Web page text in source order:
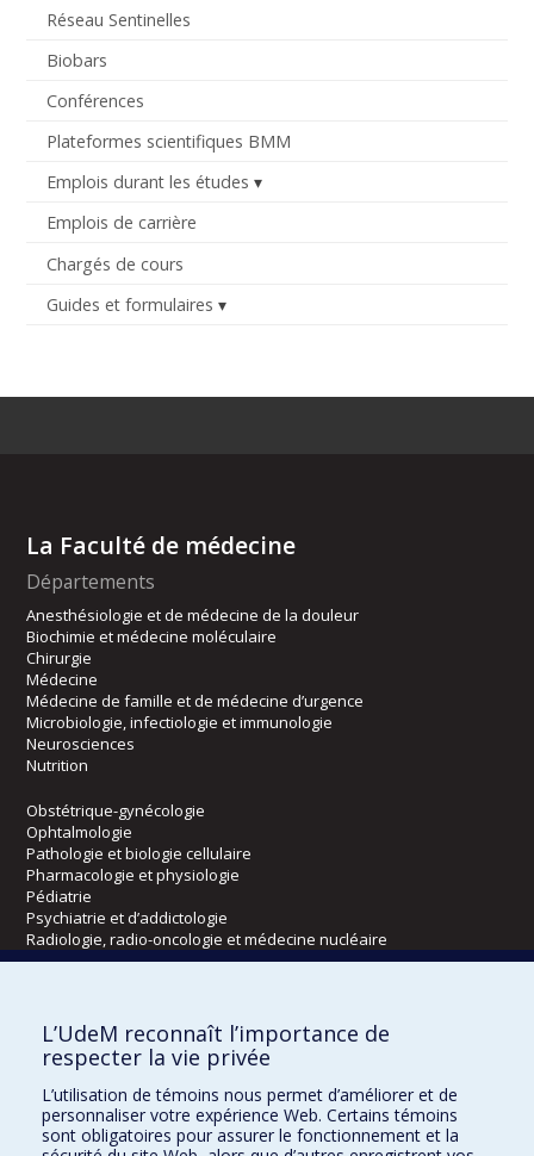
Réseau Sentinelles
Biobars
Conférences
Plateformes scientifiques BMM
Emplois durant les études
Emplois de carrière
Chargés de cours
Guides et formulaires
La Faculté de médecine
Départements
Anesthésiologie et de médecine de la douleur
Biochimie et médecine moléculaire
Chirurgie
Médecine
Médecine de famille et de médecine d’urgence
Microbiologie, infectiologie et immunologie
Neurosciences
Nutrition
Obstétrique-gynécologie
Ophtalmologie
Pathologie et biologie cellulaire
Pharmacologie et physiologie
Pédiatrie
Psychiatrie et d’addictologie
Radiologie, radio-oncologie et médecine nucléaire
Écoles
Kinésiologie et des sciences de l’activité physique
Orthophonie et audiologie
Réadaptation
L’UdeM reconnaît l’importance de
respecter la vie privée
L’utilisation de témoins nous permet d’améliorer et de
personnaliser votre expérience Web. Certains témoins
sont obligatoires pour assurer le fonctionnement et la